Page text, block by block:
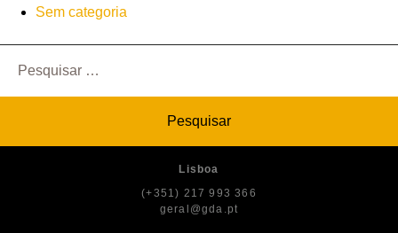
Sem categoria
por:
Lisboa
(+351) 217 993 366
geral@gda.pt